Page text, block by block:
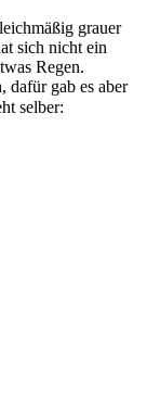
grauer
sich nicht ein
Regen.
dafür gab es aber
selber: